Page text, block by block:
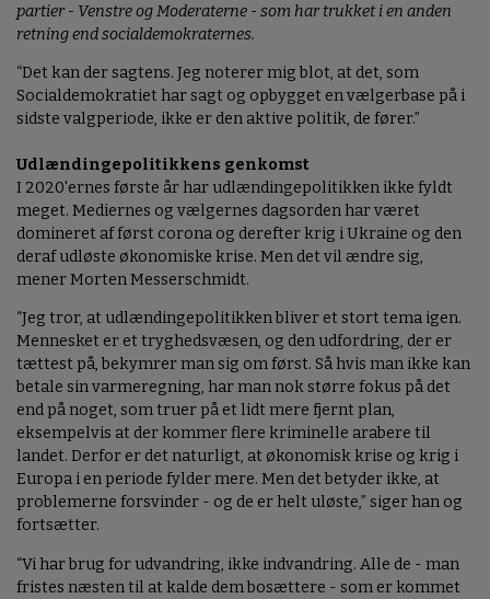
partier - Venstre og Moderaterne - som har trukket i en anden
retning end socialdemokraternes.
“Det kan der sagtens. Jeg noterer mig blot, at det, som
Socialdemokratiet har sagt og opbygget en vælgerbase på i
sidste valgperiode, ikke er den aktive politik, de fører.”
Udlændingepolitikkens genkomst
I 2020'ernes første år har udlændingepolitikken ikke fyldt
meget. Mediernes og vælgernes dagsorden har været
domineret af først corona og derefter krig i Ukraine og den
deraf udløste økonomiske krise. Men det vil ændre sig,
mener Morten Messerschmidt.
“Jeg tror, at udlændingepolitikken bliver et stort tema igen.
Mennesket er et tryghedsvæsen, og den udfordring, der er
tættest på, bekymrer man sig om først. Så hvis man ikke kan
betale sin varmeregning, har man nok større fokus på det
end på noget, som truer på et lidt mere fjernt plan,
eksempelvis at der kommer flere kriminelle arabere til
landet. Derfor er det naturligt, at økonomisk krise og krig i
Europa i en periode fylder mere. Men det betyder ikke, at
problemerne forsvinder - og de er helt uløste,” siger han og
fortsætter.
“Vi har brug for udvandring, ikke indvandring. Alle de - man
fristes næsten til at kalde dem bosættere - som er kommet